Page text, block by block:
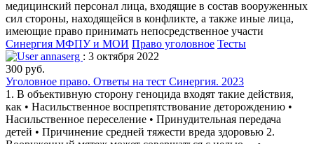
медицинский персонал лица, входящие в состав вооруженных
сил стороны, находящейся в конфликте, а также иные лица,
имеющие право принимать непосредственное участи
Синергия МФПУ и МОИ Право уголовное Тесты
annaserg : 3 октября 2022
300 руб.
Уголовное право. Ответы на тест Синергия. 2023
1. В объективную сторону геноцида входят такие действия,
как • Насильственное воспрепятствование деторождению •
Насильственное переселение • Принудительная передача
детей • Причинение средней тяжести вреда здоровью 2.